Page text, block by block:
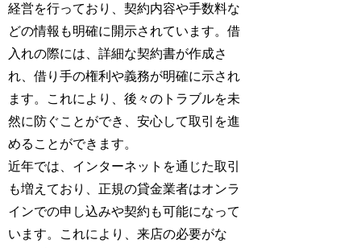
経営を行っており、契約内容や手数料な
どの情報も明確に開示されています。借
入れの際には、詳細な契約書が作成さ
れ、借り手の権利や義務が明確に示され
ます。これにより、後々のトラブルを未
然に防ぐことができ、安心して取引を進
めることができます。
近年では、インターネットを通じた取引
も増えており、正規の貸金業者はオンラ
インでの申し込みや契約も可能になって
います。これにより、来店の必要がな